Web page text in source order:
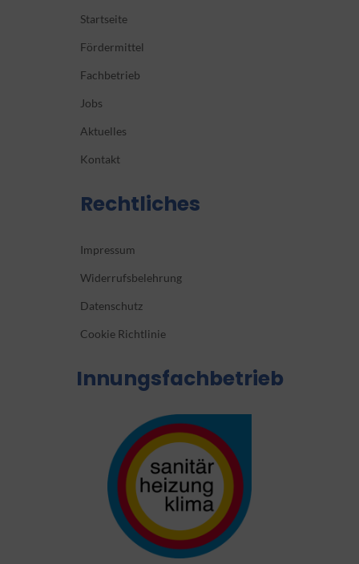
Startseite
Fördermittel
Fachbetrieb
Jobs
Aktuelles
Kontakt
Rechtliches
Impressum
Widerrufsbelehrung
Datenschutz
Cookie Richtlinie
Innungsfachbetrieb